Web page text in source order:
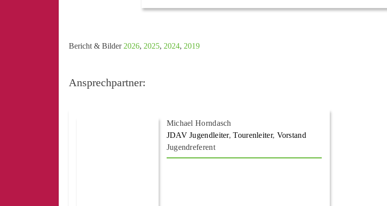
Bericht & Bilder 2026, 2025, 2024, 2019
Ansprechpartner:
Michael Horndasch
JDAV Jugendleiter,Tourenleiter, Vorstand
Jugendreferent